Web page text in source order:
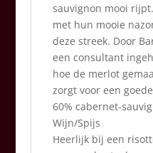
sauvignon mooi
met hun mooie
deze streek. Door
een consultant
hoe de merlot
zorgt voor een
60% cabernet-
Wijn/Spijs
Heerlijk bij een